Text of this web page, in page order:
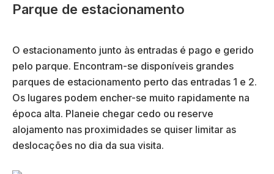
Parque de estacionamento
O estacionamento junto às entradas é pago e gerido
pelo parque. Encontram-se disponíveis grandes
parques de estacionamento perto das entradas 1 e 2.
Os lugares podem encher-se muito rapidamente na
época alta. Planeie chegar cedo ou reserve
alojamento nas proximidades se quiser limitar as
deslocações no dia da sua visita.